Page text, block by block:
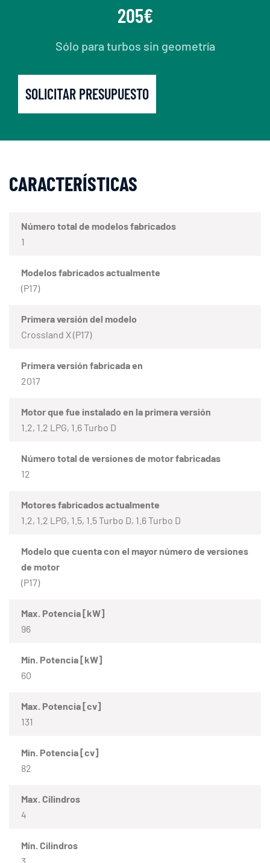
205€
Sólo para turbos sin geometría
SOLICITAR PRESUPUESTO
CARACTERÍSTICAS
Número total de modelos fabricados
1
Modelos fabricados actualmente
(P17)
Primera versión del modelo
Crossland X (P17)
Primera versión fabricada en
2017
Motor que fue instalado en la primera versión
1.2, 1.2 LPG, 1.6 Turbo D
Número total de versiones de motor fabricadas
12
Motores fabricados actualmente
1.2, 1.2 LPG, 1.5, 1.5 Turbo D, 1.6 Turbo D
Modelo que cuenta con el mayor número de versiones
de motor
(P17)
Max. Potencia [kW]
96
Mín. Potencia [kW]
60
Max. Potencia [cv]
131
Mín. Potencia [cv]
82
Max. Cilindros
4
Mín. Cilindros
3